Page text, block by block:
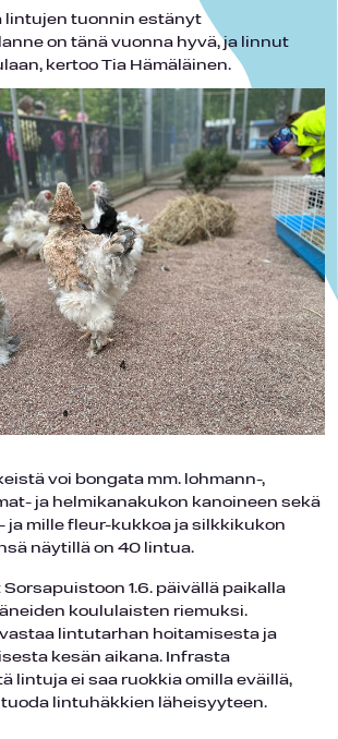
lintujen tuonnin estänyt
on tänä vuonna hyvä, ja linnut
kertoo Tia Hämäläinen.
voi bongata mm. lohmann-,
ja helmikanakukon kanoineen sekä
ja mille fleur-kukkoa ja silkkikukon
näytillä on 40 lintua.
1.6. päivällä paikalla
koululaisten riemuksi.
lintutarhan hoitamisesta ja
kesän aikana. Infrasta
lintuja ei saa ruokkia omilla eväillä,
lintuhäkkien läheisyyteen.